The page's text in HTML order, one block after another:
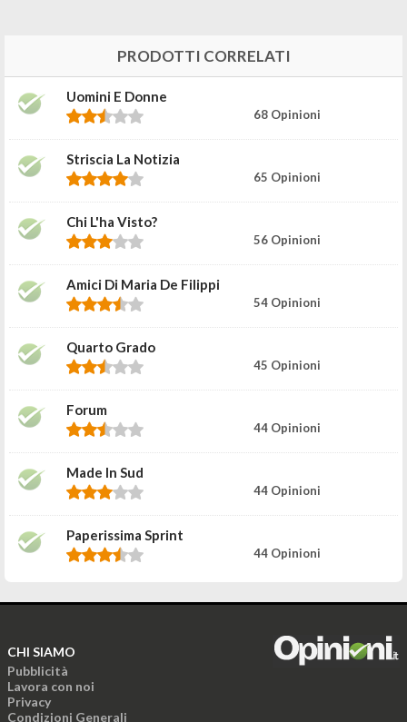
PRODOTTI CORRELATI
Uomini E Donne
68 Opinioni
Striscia La Notizia
65 Opinioni
Chi L'ha Visto?
56 Opinioni
Amici Di Maria De Filippi
54 Opinioni
Quarto Grado
45 Opinioni
Forum
44 Opinioni
Made In Sud
44 Opinioni
Paperissima Sprint
44 Opinioni
CHI SIAMO
Pubblicità
Lavora con noi
Privacy
Condizioni Generali